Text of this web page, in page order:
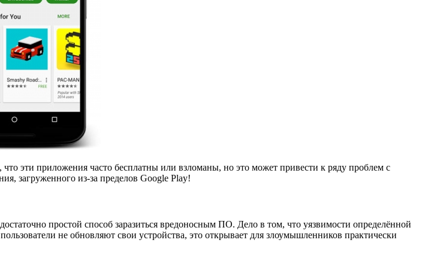
эти приложения часто бесплатны или взломаны, но это может привести к ряду проблем с
загруженного из-за пределов Google Play!
простой способ заразиться вредоносным ПО. Дело в том, что уязвимости определённой
не обновляют свои устройства, это открывает для злоумышленников практически